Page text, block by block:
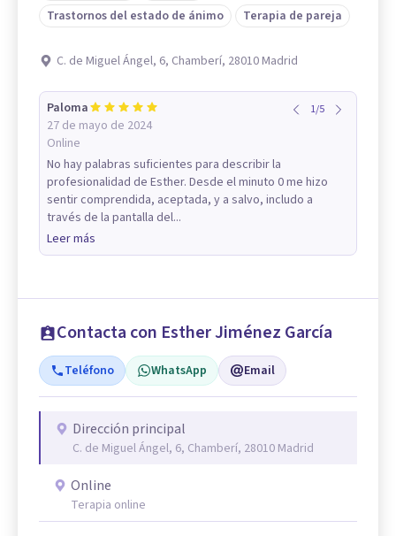
Trastornos del estado de ánimo
Terapia de pareja
C. de Miguel Ángel, 6, Chamberí, 28010 Madrid
Paloma
27 de mayo de 2024
Online
1/5
No hay palabras suficientes para describir la
profesionalidad de Esther. Desde el minuto 0 me hizo
sentir comprendida, aceptada, y a salvo, includo a
través de la pantalla del...
Leer más
Contacta con Esther Jiménez García
Teléfono WhatsApp Email
Dirección principal
C. de Miguel Ángel, 6, Chamberí, 28010 Madrid
Online
Terapia online